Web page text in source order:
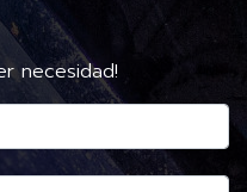
necesidad!